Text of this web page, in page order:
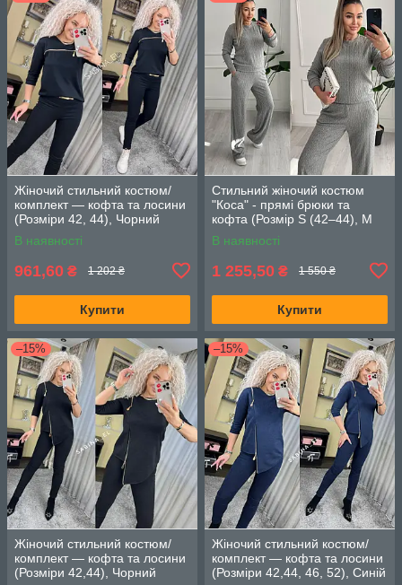
Жіночий стильний костюм/
комплект — кофта та лосини
(Розміри 42, 44), Чорний
В наявності
961,60 ₴ 1 202 ₴
Купити
Стильний жіночий костюм
"Коса" - прямі брюки та
кофта (Розмір S (42–44), M
(46–48), L (50–52)), Сірий
В наявності
1 255,50 ₴ 1 550 ₴
Купити
–15%
Жіночий стильний костюм/
комплект — кофта та лосини
(Розміри 42,44), Чорний
–15%
Жіночий стильний костюм/
комплект — кофта та лосини
(Розміри 42,44, 46, 52), Синій